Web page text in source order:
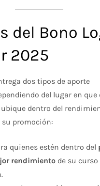
del Bono
2025
dos tipos de aporte
del lugar en que
dentro del
su promoción:
quienes estén dentro del
rendimiento de su curso